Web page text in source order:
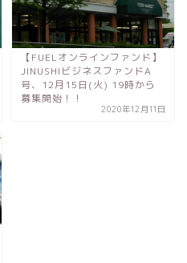
【FUELオンラインファンド】
JINUSHIビジネスファンドA
号、12月15日(火) 19時から
募集開始！！
2020年12月11日